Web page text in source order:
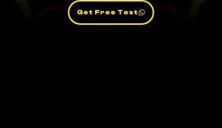
Get Free Test